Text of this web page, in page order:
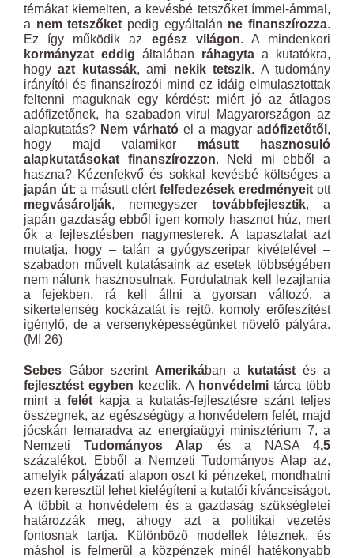
témákat kiemelten, a kevésbé tetszőket ímmel-ámmal,
a nem tetszőket pedig egyáltalán ne finanszírozza.
Ez így működik az egész világon. A mindenkori
kormányzat eddig általában ráhagyta a kutatókra,
hogyazt kutassák, ami nekik tetszik. A tudomány
irányítói és finanszírozói mind ez idáig elmulasztottak
feltenni maguknak egy kérdést: miért jó az átlagos
adófizetőnek, ha szabadon virul Magyarországon az
alapkutatás? Nem várható el a magyar adófizetőtől ,
hogy majd valamikor másutt hasznosuló
alapkutatásokat finanszírozzon. Neki mi ebből a
haszna? Kézenfekvő és sokkal kevésbé költséges a
japán út: a másutt elértfelfedezések eredményeit ott
megvásárolják, nemegyszer továbbfejlesztik, a
japán gazdaság ebből igen komoly hasznot húz, mert
ők a fejlesztésben nagymesterek. A tapasztalat azt
mutatja, hogy – talán a gyógyszeripar kivételével –
szabadon művelt kutatásaink az esetek többségében
nem nálunk hasznosulnak. Fordulatnak kell lezajlania
a fejekben, rá kell állni a gyorsan változó, a
sikertelenség kockázatát is rejtő, komoly erőfeszítést
igénylő, de a versenyképességünket növelő pályára.
(MI 26)
Sebes Gábor szerint Amerikában a kutatást és a
fejlesztést egyben kezelik. A honvédelmitárca több
mint a felét kapja a kutatás-fejlesztésre szánt teljes
összegnek, az egészségügy a honvédelem felét, majd
jócskán lemaradva az energiaügyi minisztérium 7, a
NemzetiTudományos Alap és a NASA4,5
százalékot. Ebből a Nemzeti Tudományos Alap az,
amelyik pályázati alapon oszt ki pénzeket, mondhatni
ezen keresztül lehet kielégíteni a kutatói kíváncsiságot.
A többit a honvédelem és a gazdaság szükségletei
határozzák meg, ahogy azt a politikai vezetés
fontosnak tartja. Különböző modellek léteznek, és
máshol is felmerül a közpénzek minél hatékonyabb